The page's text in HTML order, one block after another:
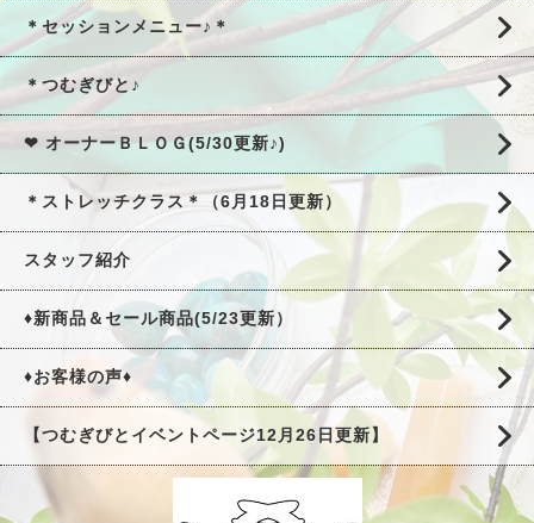
＊セッションメニュー♪＊
＊つむぎびと♪
❤ オーナーＢＬＯＧ(5/30更新♪)
＊ストレッチクラス＊（6月18日更新）
スタッフ紹介
♦新商品＆セール商品(5/23更新）
♦お客様の声♦
【つむぎびとイベントページ12月26日更新】